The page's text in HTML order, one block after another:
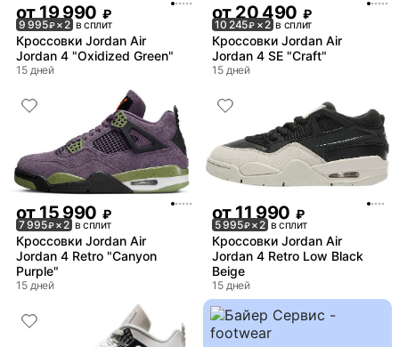
от 19 990 ₽
9 995₽× 2 в сплит
Кроссовки Jordan Air
Jordan 4 "Oxidized Green"
15 дней
от 20 490 ₽
10 245₽ × 2 в сплит
Кроссовки Jordan Air
Jordan 4 SE "Craft"
15 дней
от15 990 ₽
7 995₽× 2 в сплит
Кроссовки Jordan Air
Jordan 4 Retro "Canyon
Purple"
15 дней
от11 990 ₽
5 995₽× 2 в сплит
Кроссовки Jordan Air
Jordan 4 Retro Low Black
Beige
15 дней